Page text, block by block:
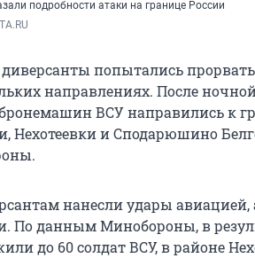
подробности атаки на границе России
диверсанты попытались
направлениях. После
ВСУ направились к
Нехотеевки и Сподарюшино
нанесли удары авиацией,
По данным Минобороны, в
до 60 солдат ВСУ, в районе